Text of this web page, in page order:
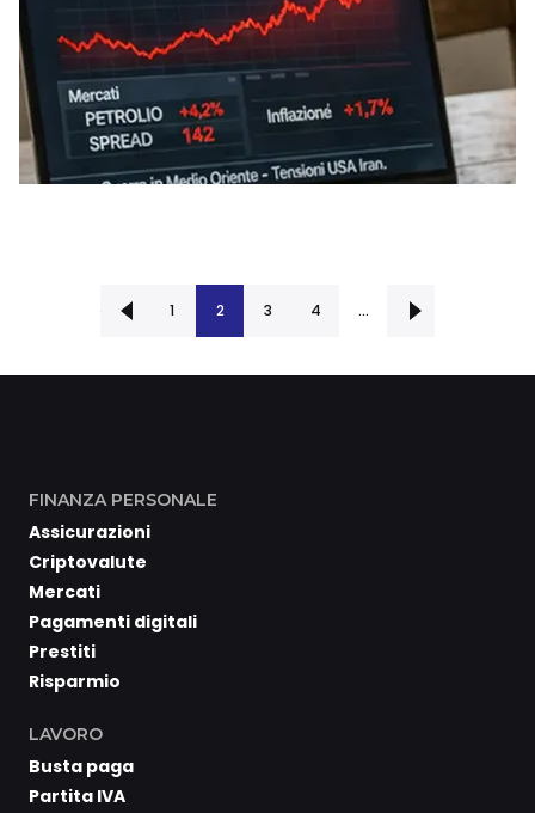
1 2 3 4 …
Successiva ›
FINANZA PERSONALE
Assicurazioni
Criptovalute
Mercati
Pagamenti digitali
Prestiti
Risparmio
LAVORO
Busta paga
Partita IVA